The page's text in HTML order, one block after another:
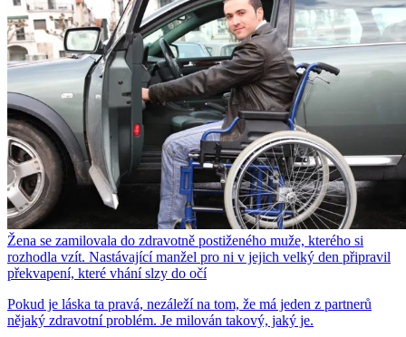
Žena se zamilovala do zdravotně postiženého muže, kterého si
rozhodla vzít. Nastávající manžel pro ni v jejich velký den připravil
překvapení, které vhání slzy do očí
Pokud je láska ta pravá, nezáleží na tom, že má jeden z partnerů
nějaký zdravotní problém. Je milován takový, jaký je.